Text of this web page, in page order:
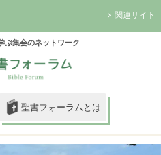
関連サイト
ぶ集会のネットワーク
聖書フォーラムとは